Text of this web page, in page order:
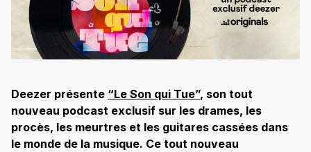
Deezer présente “Le Son qui Tue”, son tout
nouveau podcast exclusif sur les drames, les
procès, les meurtres et les guitares cassées dans
le monde de la musique. Ce tout nouveau